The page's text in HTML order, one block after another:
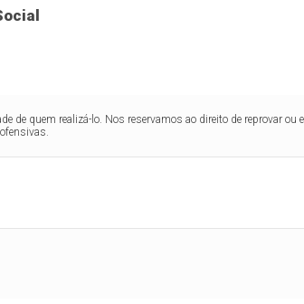
de quem realizá-lo. Nos reservamos ao direito de reprovar